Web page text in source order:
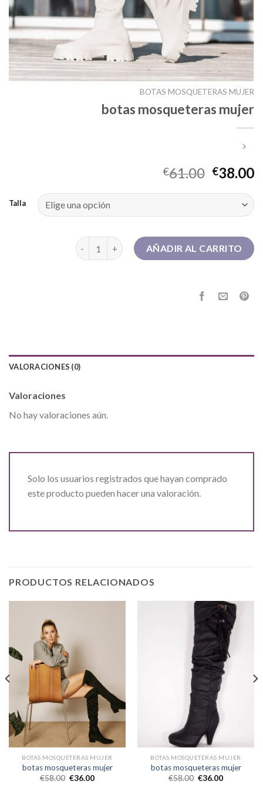
BOTAS MOSQUETERAS MUJER
botas mosqueteras mujer
€61.00 €38.00
Talla
botas mosqueteras mujer cantidad
AÑADIR AL CARRITO
VALORACIONES (0)
Valoraciones
No hay valoraciones aún.
Solo los usuarios registrados que hayan comprado
este producto pueden hacer una valoración.
PRODUCTOS RELACIONADOS
BOTAS MOSQUETERAS MUJER
botas mosqueteras mujer
€58.00 €36.00
BOTAS MOSQUETERAS MUJER
botas mosqueteras mujer
€58.00 €36.00